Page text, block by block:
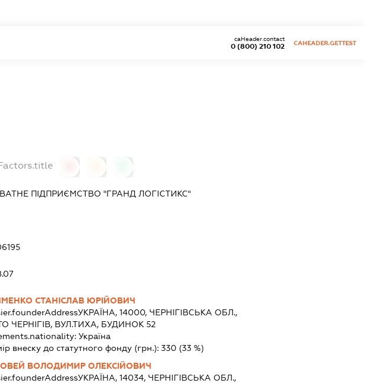
0 (800) 210 102
caHeader.contact
CAHEADER.GETTEST
ПІДПРИЄМСТВО "ГРАНД ЛОГІСТИКС"
СТАНІСЛАВ ЮРІЙОВИЧ
УКРАЇНА, 14000, ЧЕРНІГІВСЬКА ОБЛ.,
ЧЕРНІГІВ, ВУЛ.ТИХА, БУДИНОК 52
Україна
внеску до статутного фонду (грн.): 330 (33 %)
ВОЛОДИМИР ОЛЕКСІЙОВИЧ
УКРАЇНА, 14034, ЧЕРНІГІВСЬКА ОБЛ.,